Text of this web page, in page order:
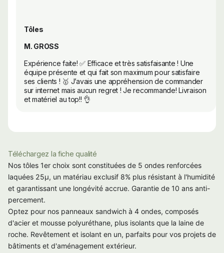
Tôles
M. GROSS
Expérience faite! ✅ Efficace et très satisfaisante ! Une
équipe présente et qui fait son maximum pour satisfaire
ses clients ! 🥇 J’avais une appréhension de commander
sur internet mais aucun regret ! Je recommande! Livraison
et matériel au top!! 👌
Téléchargez la fiche qualité
Nos tôles 1er choix sont constituées de 5 ondes renforcées
laquées 25µ, un matériau exclusif 8% plus résistant à l'humidité
et garantissant une longévité accrue. Garantie de 10 ans anti-
percement.
Optez pour nos panneaux sandwich à 4 ondes, composés
d'acier et mousse polyuréthane, plus isolants que la laine de
roche. Revêtement et isolant en un, parfaits pour vos projets de
bâtiments et d'aménagement extérieur.